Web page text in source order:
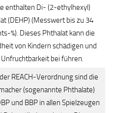
enthalten Di- (2-ethylhexyl)
(DEHP) (Messwert bis zu 34
%). Dieses Phthalat kann die
von Kindern schädigen und
bei führen.
REACH-Verordnung sind die
(sogenannte Phthalate)
und BBP in allen Spielzeugen